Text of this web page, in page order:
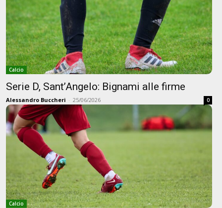
Calcio
Serie D, Sant’Angelo: Bignami alle firme
Alessandro Buccheri - 25/06/2026 0
Calcio